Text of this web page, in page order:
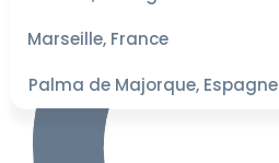
Marseille, France
Palma de Majorque, Espagne
tarifs